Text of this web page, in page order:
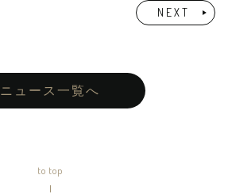
NEXT
ニュース一覧へ
to top